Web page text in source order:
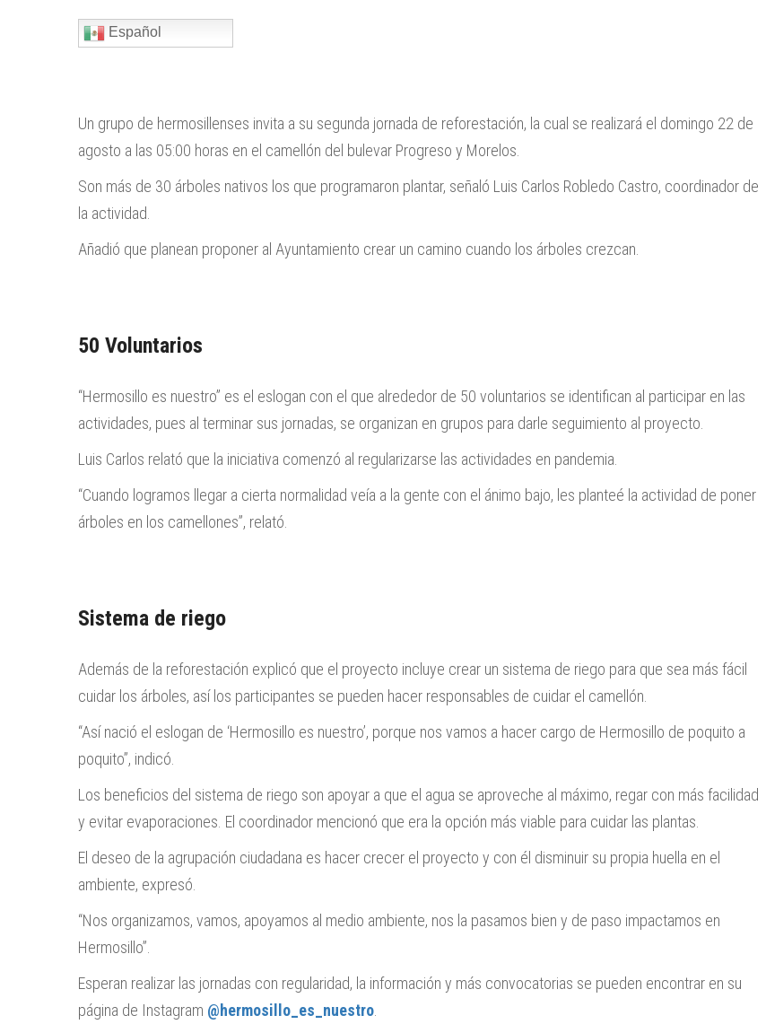
Español
Un grupo de hermosillenses invita a su segunda jornada de reforestación, la cual se realizará el domingo 22 de
agosto a las 05:00 horas en el camellón del bulevar Progreso y Morelos.
Son más de 30 árboles nativos los que programaron plantar, señaló Luis Carlos Robledo Castro, coordinador de
la actividad.
Añadió que planean proponer al Ayuntamiento crear un camino cuando los árboles crezcan.
50 Voluntarios
“Hermosillo es nuestro” es el eslogan con el que alrededor de 50 voluntarios se identifican al participar en las
actividades, pues al terminar sus jornadas, se organizan en grupos para darle seguimiento al proyecto.
Luis Carlos relató que la iniciativa comenzó al regularizarse las actividades en pandemia.
“Cuando logramos llegar a cierta normalidad veía a la gente con el ánimo bajo, les planteé la actividad de poner
árboles en los camellones”, relató.
Sistema de riego
Además de la reforestación explicó que el proyecto incluye crear un sistema de riego para que sea más fácil
cuidar los árboles, así los participantes se pueden hacer responsables de cuidar el camellón.
“Así nació el eslogan de ‘Hermosillo es nuestro’, porque nos vamos a hacer cargo de Hermosillo de poquito a
poquito”, indicó.
Los beneficios del sistema de riego son apoyar a que el agua se aproveche al máximo, regar con más facilidad
y evitar evaporaciones. El coordinador mencionó que era la opción más viable para cuidar las plantas.
El deseo de la agrupación ciudadana es hacer crecer el proyecto y con él disminuir su propia huella en el
ambiente, expresó.
“Nos organizamos, vamos, apoyamos al medio ambiente, nos la pasamos bien y de paso impactamos en
Hermosillo”.
Esperan realizar las jornadas con regularidad, la información y más convocatorias se pueden encontrar en su
página de Instagram @hermosillo_es_nuestro